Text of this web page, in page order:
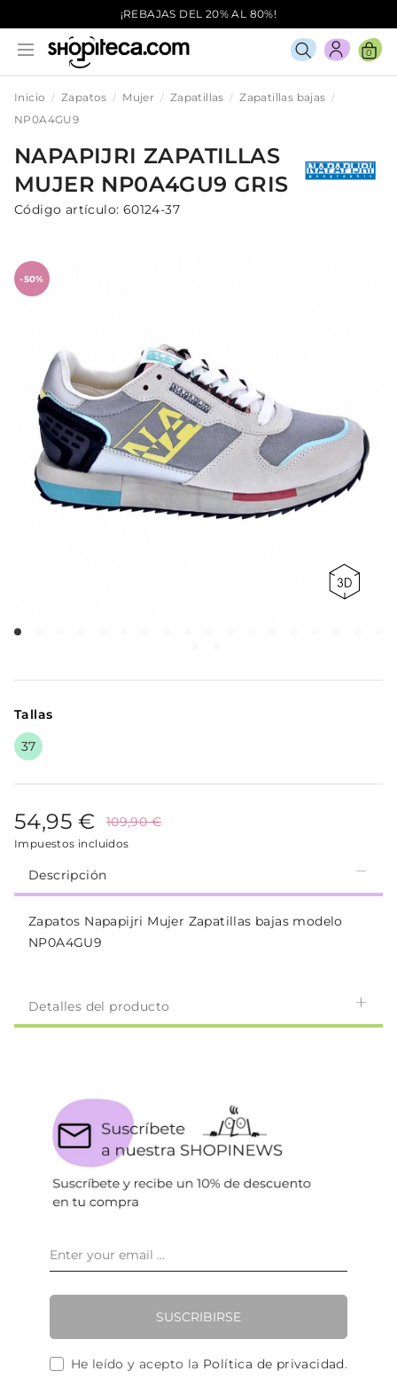
¡REBAJAS DEL 20% AL 80%!
0
Inicio Zapatos Mujer Zapatillas
Zapatillas bajas
NP0A4GU9
NAPAPIJRI ZAPATILLAS
MUJER NP0A4GU9 GRIS
Código artículo: 60124-37
-50%
Tallas
37
54,95 € 109,90 €
Impuestos incluidos
Descripción
Zapatos Napapijri Mujer Zapatillas bajas modelo
NP0A4GU9
Detalles del producto
SUSCRIBIRSE
He leído y acepto la Política de privacidad.